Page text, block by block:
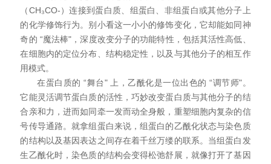
（CH₃CO-）连接到蛋白质、组蛋白、非组蛋白或其他分子上
的化学修饰行为。别小看这一小小的修饰变化，它却能如同神
奇的 “魔法棒"，深度改变分子的功能特性，包括其活性高低、
在细胞内的定位分布、结构稳定性，以及与其他分子的相互作
用模式。
在蛋白质的 “舞台" 上，乙酰化是一位出色的 “调节师"。
它能灵活调节蛋白质的活性，巧妙改变蛋白质与其他分子的结
合亲和力，进而如同牵一发而动全身般，重塑细胞内复杂的信
号传导通路。就拿组蛋白来说，组蛋白的乙酰化状态与染色质
的结构以及基因表达之间存在着千丝万缕的联系。当组蛋白发
生乙酰化时，染色质的结构会变得松弛舒展，就像打开了基因